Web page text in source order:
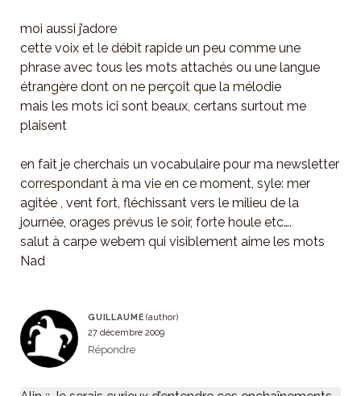
moi aussi j’adore
cette voix et le débit rapide un peu comme une
phrase avec tous les mots attachés ou une langue
étrangère dont on ne perçoit que la mélodie
mais les mots ici sont beaux, certans surtout me
plaisent
en fait je cherchais un vocabulaire pour ma newsletter
correspondant à ma vie en ce moment, syle: mer
agitée , vent fort, fléchissant vers le milieu de la
journée, orages prévus le soir, forte houle etc….
salut à carpe webem qui visiblement aime les mots
Nad
GUILLAUME
27 décembre 2009
Répondre